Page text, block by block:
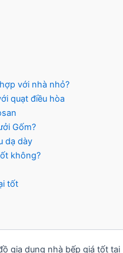
với nhà nhỏ?
quạt điều hòa
Gốm?
dạ dày
không?
tốt
gia dụng nhà bếp giá tốt tại